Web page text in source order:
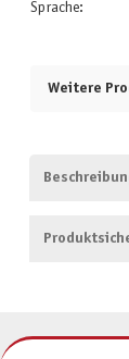
Sprache:
Weitere